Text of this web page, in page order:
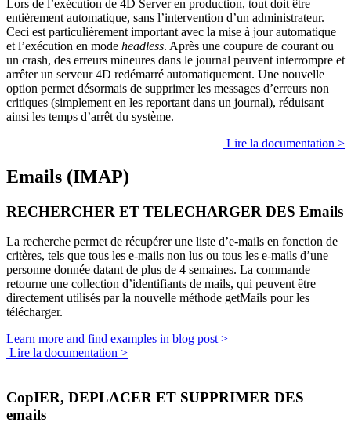
Lors de l’exécution de 4D Server en production, tout doit être
entièrement automatique, sans l’intervention d’un administrateur.
Ceci est particulièrement important avec la mise à jour automatique
et l’exécution en mode headless. Après une coupure de courant ou
un crash, des erreurs mineures dans le journal peuvent interrompre et
arrêter un serveur 4D redémarré automatiquement. Une nouvelle
option permet désormais de supprimer les messages d’erreurs non
critiques (simplement en les reportant dans un journal), réduisant
ainsi les temps d’arrêt du système.
Lire la documentation >
Emails (IMAP)
RECHERCHER ET TELECHARGER DES Emails
La recherche permet de récupérer une liste d’e-mails en fonction de
critères, tels que tous les e-mails non lus ou tous les e-mails d’une
personne donnée datant de plus de 4 semaines. La commande
retourne une collection d’identifiants de mails, qui peuvent être
directement utilisés par la nouvelle méthode getMails pour les
télécharger.
Learn more and find examples in blog post >
Lire la documentation >
CopIER, DEPLACER ET SUPPRIMER DES
emails